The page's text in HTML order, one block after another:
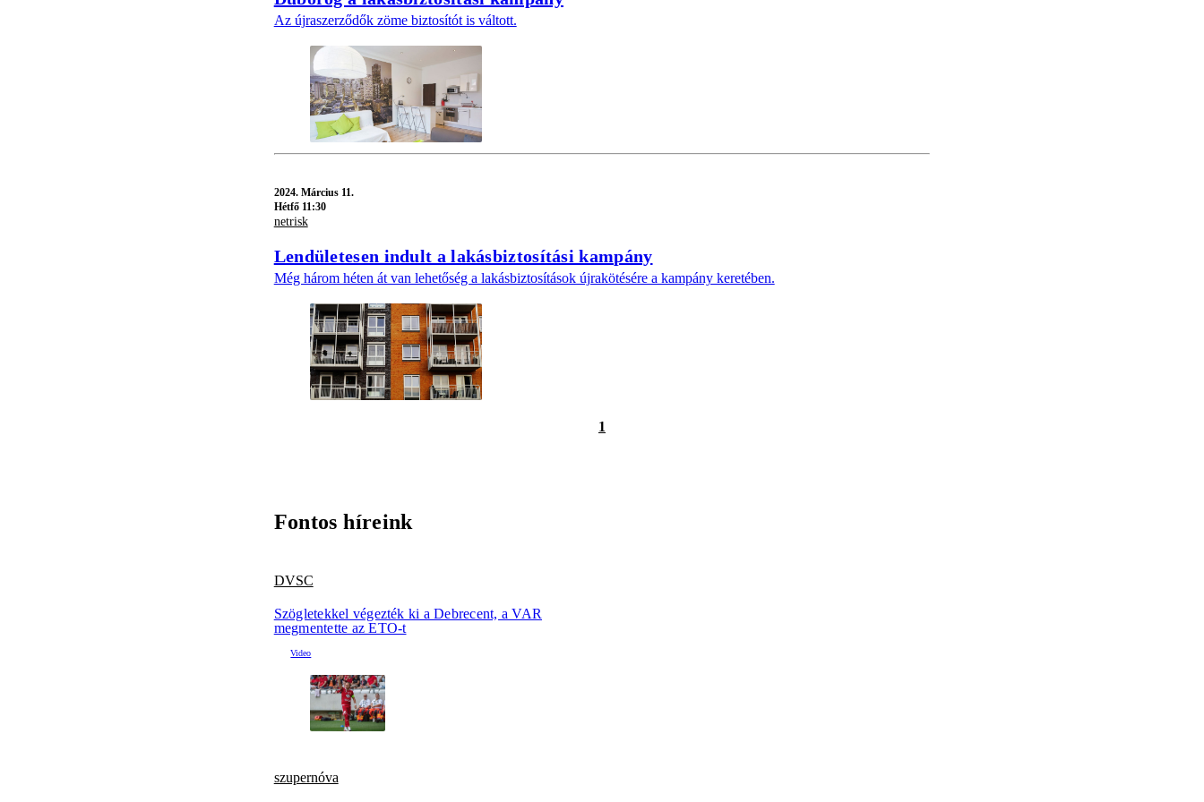
Az újraszerződők zöme biztosítót is váltott.
2024. Március 11.
Hétfő 11:30
netrisk
Lendületesen indult a lakásbiztosítási kampány
Még három héten át van lehetőség a lakásbiztosítások újrakötésére a kampány keretében.
1
Fontos híreink
DVSC
Szögletekkel végezték ki a Debrecent, a VAR
megmentette az ETO-t
szupernóva